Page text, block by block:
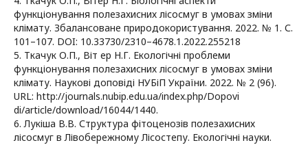
функціонування полезахисних лісосмуг в умовах зміни
клімату. Збалансоване природокористування. 2022. № 1. С.
101–107. DOI: 10.33730/2310–4678.1.2022.255218
5. Ткачук О.П., Віт ер Н.Г. Екологічні проблеми
функціонування полезахисних лісосмуг в умовах зміни
клімату. Наукові доповіді НУБіП України. 2022. № 2 (96).
URL: http://journals.nubip.edu.ua/index.php/Dopovi
di/article/download/16044/1440.
6. Лукіша В.В. Структура фітоценозів полезахисних
лісосмуг в Лівобережному Лісостепу. Екологічні науки.